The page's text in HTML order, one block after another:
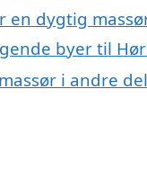
en dygtig
byer til
i andre